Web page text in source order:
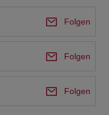
Folgen
Folgen
Folgen